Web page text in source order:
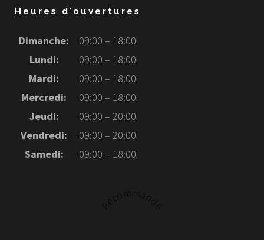
Heures d'ouvertures
Dimanche:
09:00 – 18:00
Lundi:
09:00 – 18:00
Mardi:
09:00 – 18:00
Mercredi:
09:00 – 18:00
Jeudi:
09:00 – 20:00
Vendredi:
09:00 – 20:00
Samedi:
09:00 – 18:00
Recommandé